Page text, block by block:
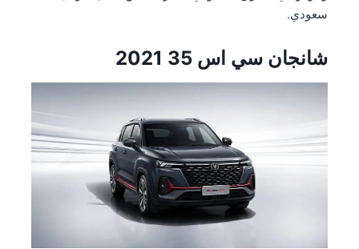
سعودي.
شانجان سي اس 35 2021